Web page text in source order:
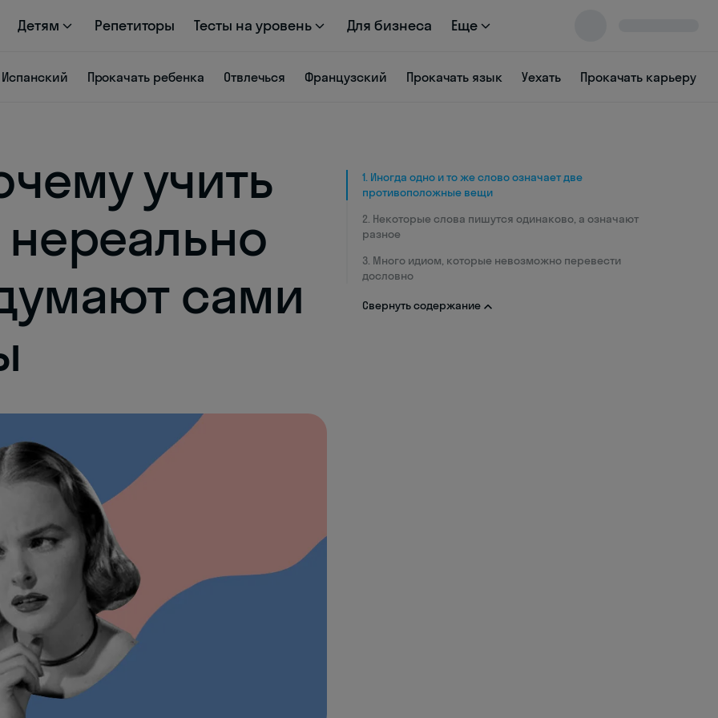
Детям Репетиторы Тесты на уровень Для бизнеса Еще
Испанский Прокачать ребенка Отвлечься Французский Прокачать язык Уехать Прокачать карьеру
учить
сами
1. Иногда одно и то же слово означает две
противоположные вещи
2. Некоторые слова пишутся одинаково, а означают
разное
3. Много идиом, которые невозможно перевести
дословно
Свернуть содержание